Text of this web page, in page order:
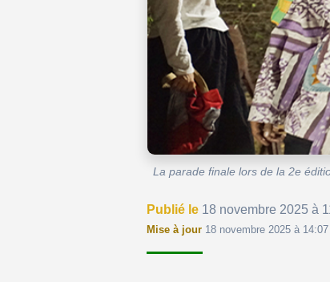
La parade finale lors de la 2e
Publié le 18 novembre 2025 à
Mise à jour 18 novembre 2025 à 14:07